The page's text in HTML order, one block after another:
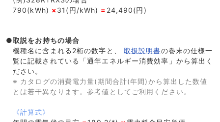
790(kWh) ×31(円/kWh) = 24,490(円)
●取説をお持ちの場合
機種名に含まれる2桁の数字と、 取扱説明書の巻末の仕様一
覧に記載されている「通年エネルギー消費効率」から算出く
ださい。
※ カタログの消費電力量(期間合計(年間)から算出した数値
とは若干異なります。参考値としてご利用ください。
《計算式》